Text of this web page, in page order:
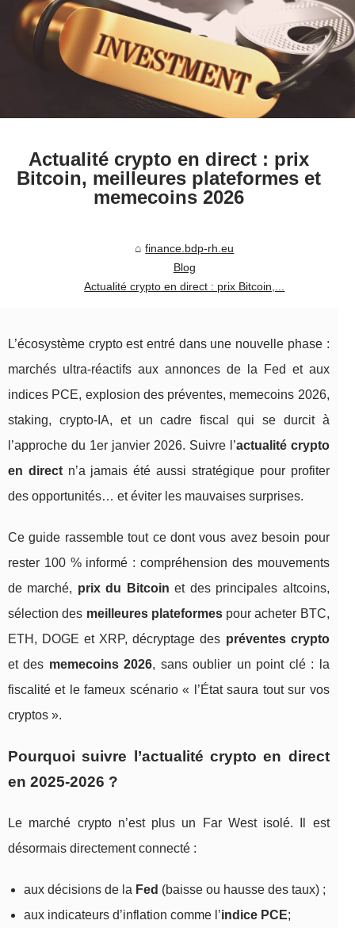
Actualité crypto en direct : prix
Bitcoin, meilleures plateformes et
memecoins 2026
finance.bdp-rh.eu
Blog
Actualité crypto en direct : prix Bitcoin,...
L’écosystème crypto est entré dans une nouvelle phase :
marchés ultra‑réactifs aux annonces de la Fed et aux
indices PCE, explosion des préventes, memecoins 2026,
staking, crypto‑IA, et un cadre fiscal qui se durcit à
l’approche du 1er janvier 2026. Suivre l’actualité crypto
en directn’a jamais été aussi stratégique pour profiter
des opportunités… et éviter les mauvaises surprises.
Ce guide rassemble tout ce dont vous avez besoin pour
rester 100 % informé : compréhension des mouvements
de marché, prix du Bitcoin et des principales altcoins,
sélection des meilleures plateformespour acheter BTC,
ETH, DOGE et XRP, décryptage des préventes crypto
et des memecoins 2026, sans oublier un point clé : la
fiscalité et le fameux scénario « l’État saura tout sur vos
cryptos ».
Pourquoi suivre l’actualité crypto en direct
en 2025‑2026 ?
Le marché crypto n’est plus un Far West isolé. Il est
désormais directement connecté :
aux décisions de la Fed (baisse ou hausse des taux) ;
aux indicateurs d’inflation comme l’indice PCE;